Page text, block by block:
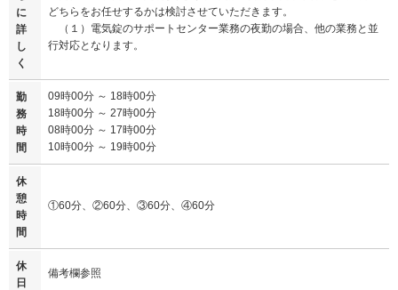
に
詳
し
く
どちらをお任せするかは検討させていただきます。
（１）電気錠のサポートセンター業務の夜勤の場合、他の業務と並
行対応となります。
勤
務
時
間
09時00分 ～ 18時00分
18時00分 ～ 27時00分
08時00分 ～ 17時00分
10時00分 ～ 19時00分
休
憩
時
間
①60分、②60分、③60分、④60分
休
日
備考欄参照